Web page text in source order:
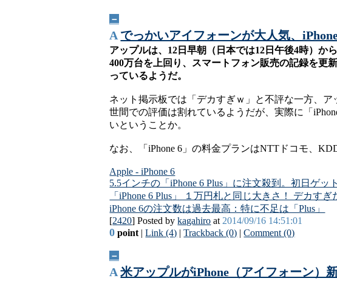
－
A でっかいアイフォーンが大人気、
アップルは、12日早朝（日本では12日午後4時）か
400万台を上回り、スマートフォン販売の記録を更
っているようだ。
ネット掲示板では「デカすぎｗ」と不評な一方、
世間での評価は割れているようだが、実際に「
いということか。
なお、「iPhone 6」の料金プランはNTTドコモ、
Apple - iPhone 6
5.5インチの「iPhone 6 Plus」に注文殺到。初日ゲッ
「iPhone 6 Plus」 １万円札と同じ大きさ！ デカす
iPhone 6の注文数は過去最高：特に不足は「Plus」
[2420] Posted bykagahiro at 2014/09/16 14:51:01
0 point |Link (4) |Trackback (0) |Comment (0)
－
A 米アップルがiPhone（アイフォーン）